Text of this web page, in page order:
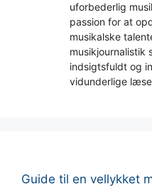
uforbederlig
passion for at
musikalske
indsigtsfuldt og
vidunderlige
Guide til en vellykket